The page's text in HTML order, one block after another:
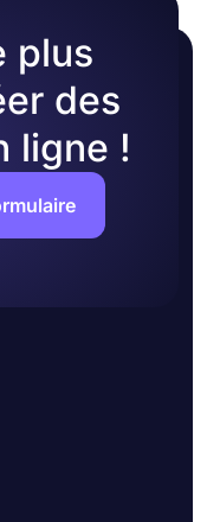
plus
des
ligne !